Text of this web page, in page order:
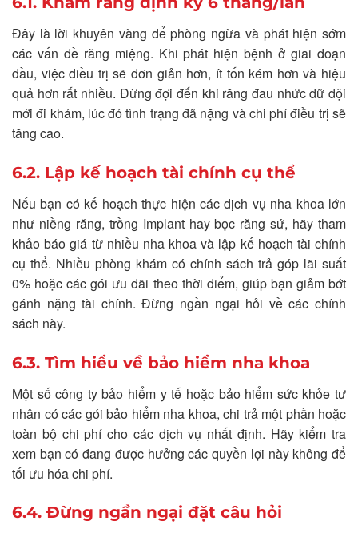
Đây là lời khuyên vàng để phòng ngừa và phát hiện sớm
các vấn đề răng miệng. Khi phát hiện bệnh ở giai đoạn
đầu, việc điều trị sẽ đơn giản hơn, ít tốn kém hơn và hiệu
quả hơn rất nhiều. Đừng đợi đến khi răng đau nhức dữ dội
mới đi khám, lúc đó tình trạng đã nặng và chi phí điều trị sẽ
tăng cao.
6.2. Lập kế hoạch tài chính cụ thể
Nếu bạn có kế hoạch thực hiện các dịch vụ nha khoa lớn
như niềng răng, trồng Implant hay bọc răng sứ, hãy tham
khảo báo giá từ nhiều nha khoa và lập kế hoạch tài chính
cụ thể. Nhiều phòng khám có chính sách trả góp lãi suất
0% hoặc các gói ưu đãi theo thời điểm, giúp bạn giảm bớt
gánh nặng tài chính. Đừng ngần ngại hỏi về các chính
sách này.
6.3. Tìm hiểu về bảo hiểm nha khoa
Một số công ty bảo hiểm y tế hoặc bảo hiểm sức khỏe tư
nhân có các gói bảo hiểm nha khoa, chi trả một phần hoặc
toàn bộ chi phí cho các dịch vụ nhất định. Hãy kiểm tra
xem bạn có đang được hưởng các quyền lợi này không để
tối ưu hóa chi phí.
6.4. Đừng ngần ngại đặt câu hỏi